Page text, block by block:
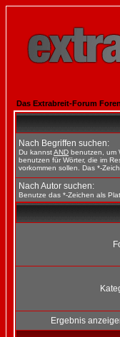
Das Extrabreit-Forum
Nach Begriffen suchen:
Du kannstAND benutzen, um
benutzen für Wörter, die im
vorkommen sollen. Das *-
Nach Autor suchen:
Benutze das *-Zeichen als
Ergebnis